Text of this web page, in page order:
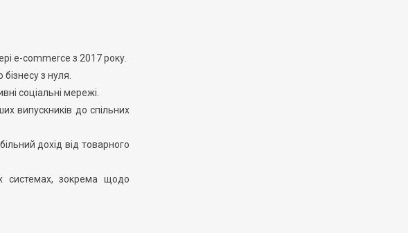
e-commerce з 2017 року.
з нуля.
соціальні мережі.
випускників до спільних
дохід від товарного
системах, зокрема щодо